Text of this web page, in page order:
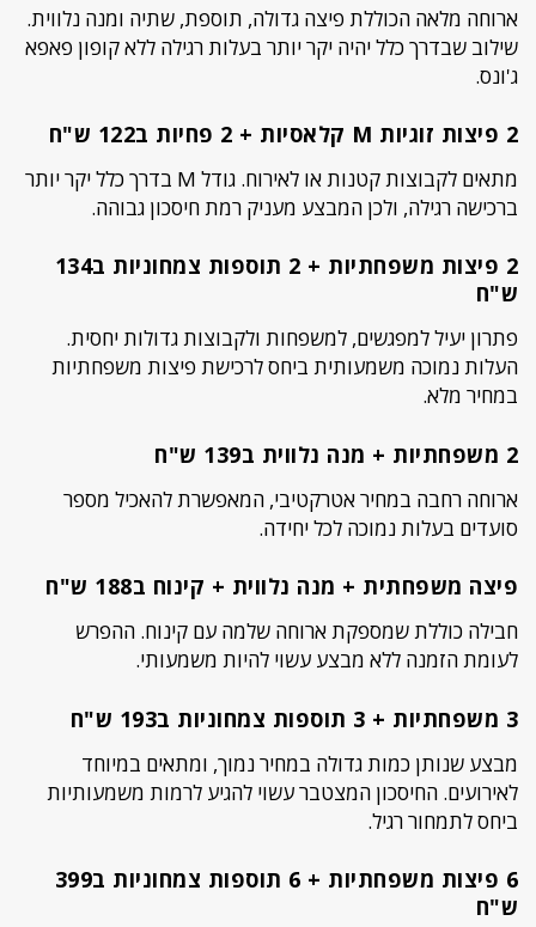
ארוחה מלאה הכוללת פיצה גדולה, תוספת, שתיה ומנה נלווית.
שילוב שבדרך כלל יהיה יקר יותר בעלות רגילה ללא קופון פאפא
ג'ונס.
2 פיצות זוגיות M קלאסיות + 2 פחיות ב122 ש"ח
מתאים לקבוצות קטנות או לאירוח. גודל M בדרך כלל יקר יותר
ברכישה רגילה, ולכן המבצע מעניק רמת חיסכון גבוהה.
2 פיצות משפחתיות + 2 תוספות צמחוניות ב134
ש"ח
פתרון יעיל למפגשים, למשפחות ולקבוצות גדולות יחסית.
העלות נמוכה משמעותית ביחס לרכישת פיצות משפחתיות
במחיר מלא.
2 משפחתיות + מנה נלווית ב139 ש"ח
ארוחה רחבה במחיר אטרקטיבי, המאפשרת להאכיל מספר
סועדים בעלות נמוכה לכל יחידה.
פיצה משפחתית + מנה נלווית + קינוח ב188 ש"ח
חבילה כוללת שמספקת ארוחה שלמה עם קינוח. ההפרש
לעומת הזמנה ללא מבצע עשוי להיות משמעותי.
3 משפחתיות + 3 תוספות צמחוניות ב193 ש"ח
מבצע שנותן כמות גדולה במחיר נמוך, ומתאים במיוחד
לאירועים. החיסכון המצטבר עשוי להגיע לרמות משמעותיות
ביחס לתמחור רגיל.
6 פיצות משפחתיות + 6 תוספות צמחוניות ב399
ש"ח